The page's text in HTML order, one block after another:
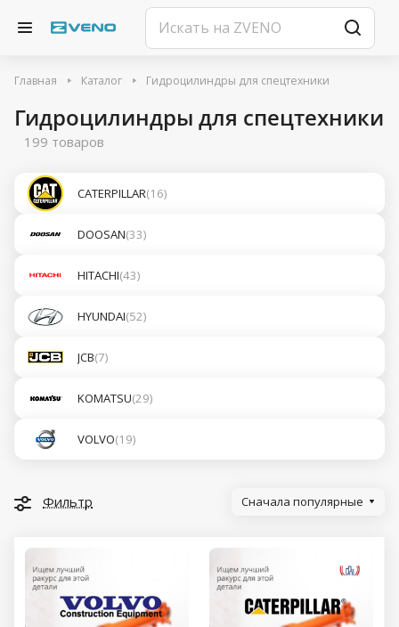
Главная Каталог Гидроцилиндры для спецтехники
Гидроцилиндры для спецтехники
199 товаров
CATERPILLAR(16)
DOOSAN(33)
HITACHI(43)
HYUNDAI(52)
JCB(7)
KOMATSU(29)
VOLVO(19)
Фильтр Сначала популярные